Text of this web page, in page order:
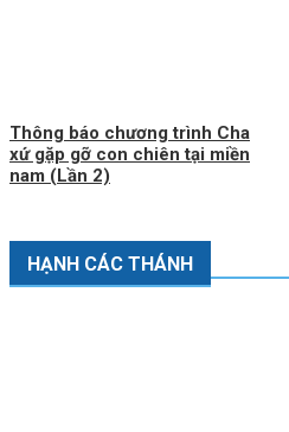
Thông báo chương trình Cha
xứ gặp gỡ con chiên tại miền
nam (Lần 2)
HẠNH CÁC THÁNH